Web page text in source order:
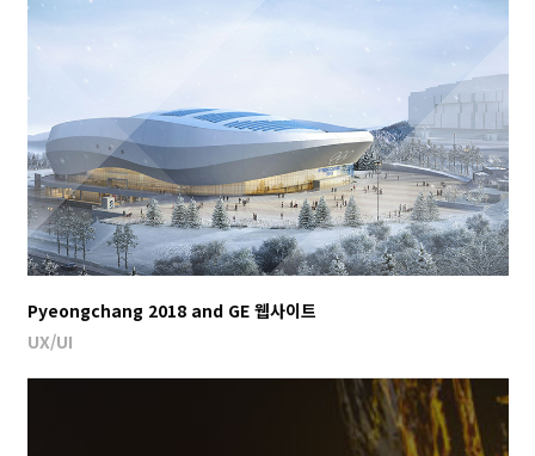
Pyeongchang 2018 and GE 웹사이트
UX/UI